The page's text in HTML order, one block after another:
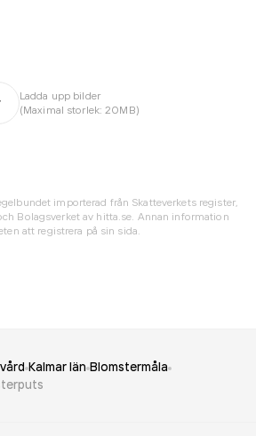
Ladda upp bilder
(Maximal storlek: 20MB)
importerad från Skatteverkets register,
Bolagsverket av hitta.se. Annan information
att registrera på sin sida.
Kalmar län Blomstermåla